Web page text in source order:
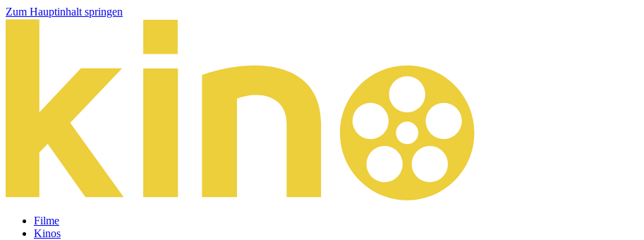
Zum Hauptinhalt springen
Filme
Kinos